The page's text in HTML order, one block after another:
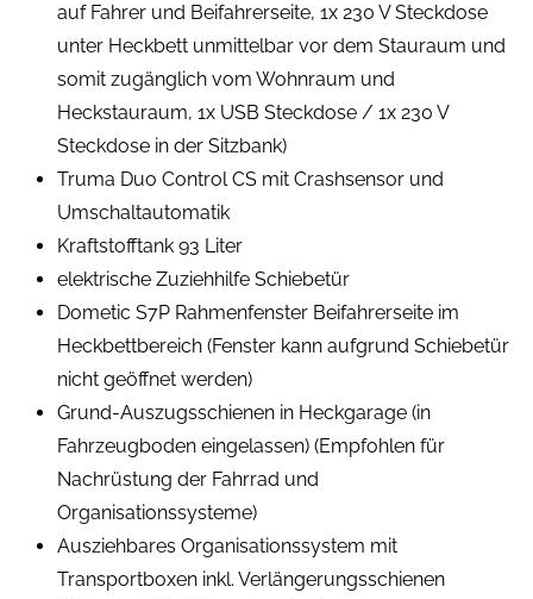
auf Fahrer und Beifahrerseite, 1x 230 V Steckdose
unter Heckbett unmittelbar vor dem Stauraum und
somit zugänglich vom Wohnraum und
Heckstauraum, 1x USB Steckdose / 1x 230 V
Steckdose in der Sitzbank)
Truma Duo Control CS mit Crashsensor und
Umschaltautomatik
Kraftstofftank 93 Liter
elektrische Zuziehhilfe Schiebetür
Dometic S7P Rahmenfenster Beifahrerseite im
Heckbettbereich (Fenster kann aufgrund Schiebetür
nicht geöffnet werden)
Grund-Auszugsschienen in Heckgarage (in
Fahrzeugboden eingelassen) (Empfohlen für
Nachrüstung der Fahrrad und
Organisationssysteme)
Ausziehbares Organisationssystem mit
Transportboxen inkl. Verlängerungsschienen